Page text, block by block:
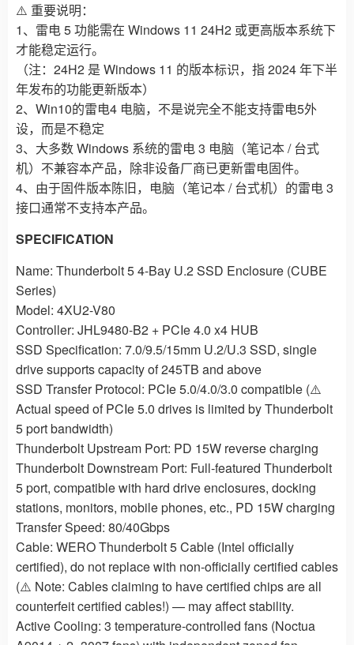
⚠️ 重要说明：
1、雷电 5 功能需在 Windows 11 24H2 或更高版本系统下
才能稳定运行。
（注：24H2 是 Windows 11 的版本标识，指 2024 年下半
年发布的功能更新版本）
2、Win10的雷电4 电脑，不是说完全不能支持雷电5外
设，而是不稳定
3、大多数 Windows 系统的雷电 3 电脑（笔记本 / 台式
机）不兼容本产品，除非设备厂商已更新雷电固件。
4、由于固件版本陈旧，电脑（笔记本 / 台式机）的雷电 3
接口通常不支持本产品。
SPECIFICATION
Name: Thunderbolt 5 4-Bay U.2 SSD Enclosure (CUBE
Series)
Model: 4XU2-V80
Controller: JHL9480-B2 + PCIe 4.0 x4 HUB
SSD Specification: 7.0/9.5/15mm U.2/U.3 SSD, single
drive supports capacity of 245TB and above
SSD Transfer Protocol: PCIe 5.0/4.0/3.0 compatible (⚠️
Actual speed of PCIe 5.0 drives is limited by Thunderbolt
5 port bandwidth)
Thunderbolt Upstream Port: PD 15W reverse charging
Thunderbolt Downstream Port: Full-featured Thunderbolt
5 port, compatible with hard drive enclosures, docking
stations, monitors, mobile phones, etc., PD 15W charging
Transfer Speed: 80/40Gbps
Cable: WERO Thunderbolt 5 Cable (Intel officially
certified), do not replace with non-officially certified cables
(⚠️ Note: Cables claiming to have certified chips are all
counterfeit certified cables!) — may affect stability.
Active Cooling: 3 temperature-controlled fans (Noctua